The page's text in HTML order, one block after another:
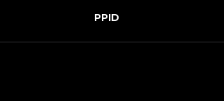
PPID